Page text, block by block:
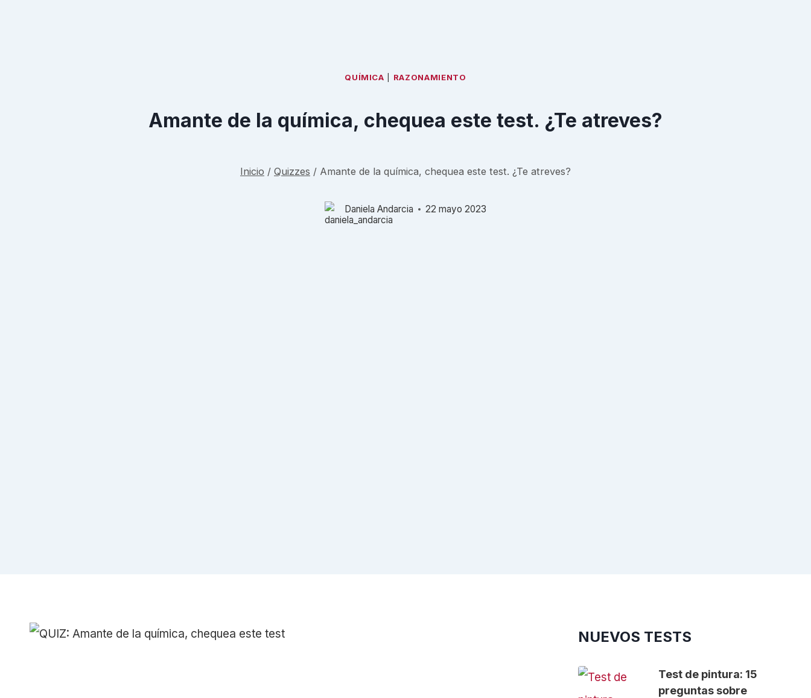
QUÍMICA RAZONAMIENTO
Amante de la química, chequea este test. ¿Te atreves?
Inicio / Quizzes / Amante de la química, chequea este test. ¿Te atreves?
Daniela Andarcia 22 mayo 2023
NUEVOS TESTS
Test de pintura: 15
preguntas sobre